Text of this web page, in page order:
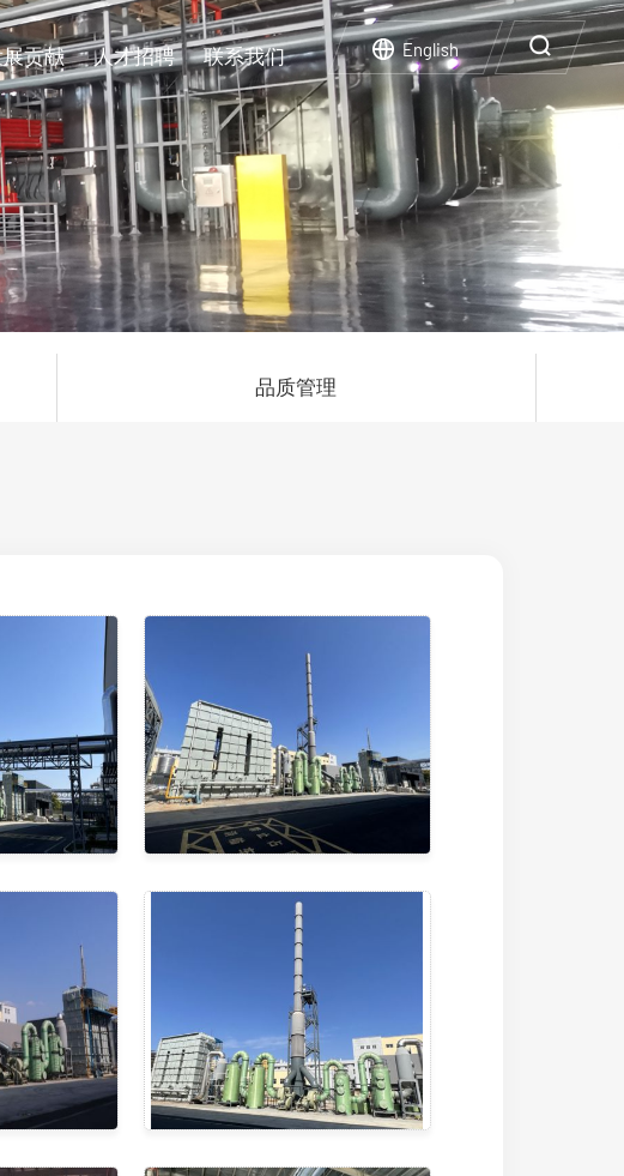
贡献 人才招聘 联系我们 English
再生利用
企业文化
企业荣誉
企业风采
实验设施
碳中和碳达峰
人才政策
品质管理